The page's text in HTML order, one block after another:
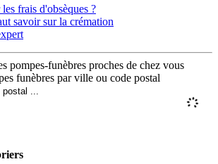
frais d'obsèques ?
savoir sur la crémation
pompes-funèbres proches de chez vous
funèbres par ville ou code postal